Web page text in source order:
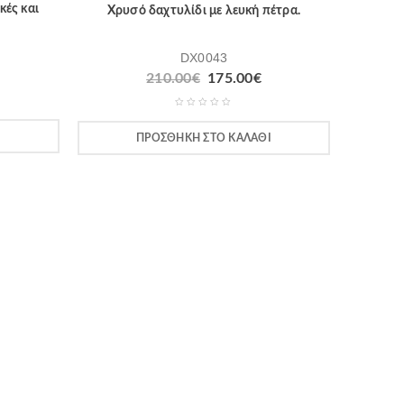
και Χρυσό δαχτυλίδι με λευκή πέτρα.
DX0043
210.00€ 175.00€
ΠΡΟΣΘΉΚΗ ΣΤΟ ΚΑΛΆΘΙ